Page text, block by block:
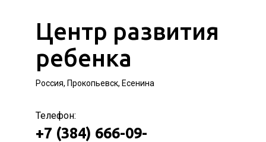
Центр развития
ребенка
Россия, Прокопьевск, Есенина
Телефон:
+7 (384) 666-09-